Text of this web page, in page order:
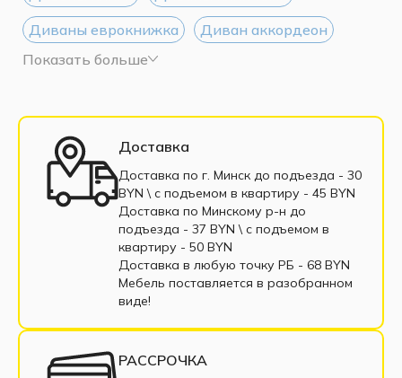
Диваны еврокнижка
Диван аккордеон
Диваны Дельфин
Диваны 200 см
Трёхместные диван
Односпальные диваны
Софа
Диваны с пенополиуретаном
Диваны пантограф
Диваны с пружинным блоком
Маленькие диваны
Большие диваны
Показать больше
Доставка
Доставка по г. Минск до подъезда - 30
BYN \ c подъемом в квартиру - 45 BYN
Доставка по Минскому р-н до
подъезда - 37 BYN \ c подъемом в
квартиру - 50 BYN
Доставка в любую точку РБ - 68 BYN
Мебель поставляется в разобранном
виде!
РАССРОЧКА